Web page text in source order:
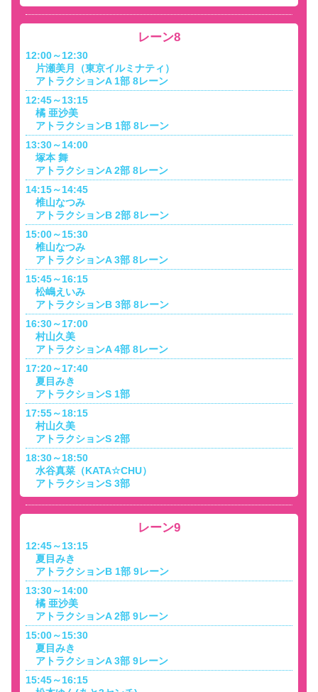
レーン8
12:00～12:30
片瀬美月（東京イルミナティ）
アトラクションA 1部 8レーン
12:45～13:15
橘 亜沙美
アトラクションB 1部 8レーン
13:30～14:00
塚本 舞
アトラクションA 2部 8レーン
14:15～14:45
椎山なつみ
アトラクションB 2部 8レーン
15:00～15:30
椎山なつみ
アトラクションA 3部 8レーン
15:45～16:15
松嶋えいみ
アトラクションB 3部 8レーン
16:30～17:00
村山久美
アトラクションA 4部 8レーン
17:20～17:40
夏目みき
アトラクションS 1部
17:55～18:15
村山久美
アトラクションS 2部
18:30～18:50
水谷真菜（KATA☆CHU）
アトラクションS 3部
レーン9
12:45～13:15
夏目みき
アトラクションB 1部 9レーン
13:30～14:00
橘 亜沙美
アトラクションA 2部 9レーン
15:00～15:30
夏目みき
アトラクションA 3部 9レーン
15:45～16:15